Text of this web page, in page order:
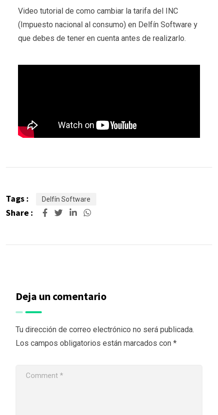
Video tutorial de como cambiar la tarifa del INC
(Impuesto nacional al consumo) en Delfín Software y
que debes de tener en cuenta antes de realizarlo.
Tags : Delfín Software
Share :
Deja un comentario
Tu dirección de correo electrónico no será publicada.
Los campos obligatorios están marcados con *